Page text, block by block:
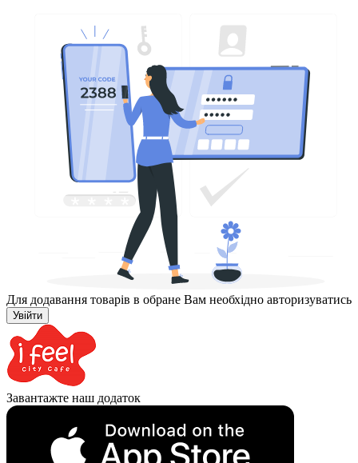
Для додавання товарів в обране Вам необхідно авторизуватись
Увійти
Завантажте наш додаток